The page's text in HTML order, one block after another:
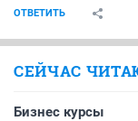
ОТВЕТИТЬ
СЕЙЧАС
Бизнес курсы